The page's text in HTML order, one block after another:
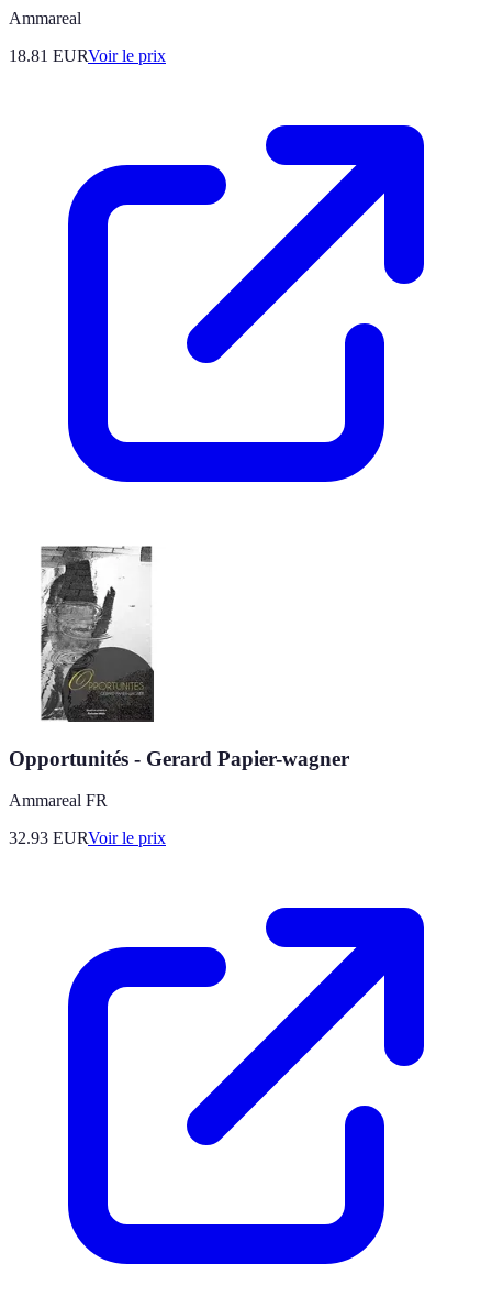
Ammareal
18.81 EURVoir le prix
Opportunités - Gerard Papier-wagner
Ammareal FR
32.93 EURVoir le prix